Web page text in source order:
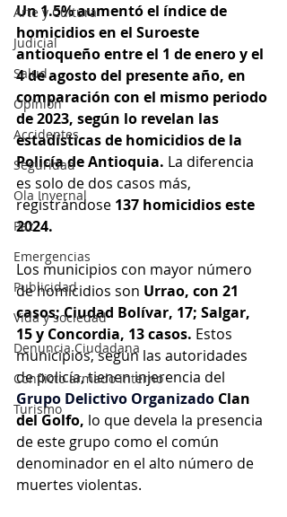
Arte y Cultura
Judicial
Salud
Opinión
Accidentes
Seguridad
Ola Invernal
Paz
Emergencias
Publicidad
Vida y sociedad
Denuncia Ciudadana
Conflicto armado interno
Turismo
Un 1.5% aumentó el índice de
homicidios en el Suroeste
antioqueño entre el 1 de enero y el
4 de agosto del presente año, en
comparación con el mismo periodo
de 2023, según lo revelan las
estadísticas de homicidios de la
Policía de Antioquia. La diferencia
es solo de dos casos más,
registrándose 137 homicidios este
2024.
Los municipios con mayor número
de homicidios son Urrao, con 21
casos; Ciudad Bolívar, 17; Salgar,
15 y Concordia, 13 casos. Estos
municipios, según las autoridades
de policía, tienen injerencia del
Grupo Delictivo Organizado Clan
del Golfo, lo que devela la presencia
de este grupo como el común
denominador en el alto número de
muertes violentas.